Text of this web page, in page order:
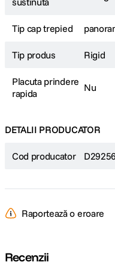
Tip cap trepied
Tip produs Rigid
Placuta prindere
rapida
Nu
DETALII PRODUCATOR
Cod producator
Raportează o eroare
Recenzii